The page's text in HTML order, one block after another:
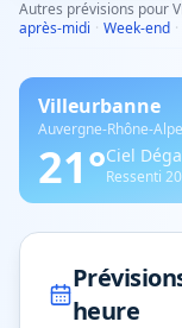
Autres prévisions pour
après-midi · Week-end ·
Villeurbanne
Auvergne-Rhône-
21°Ciel
Ressenti 20
heure